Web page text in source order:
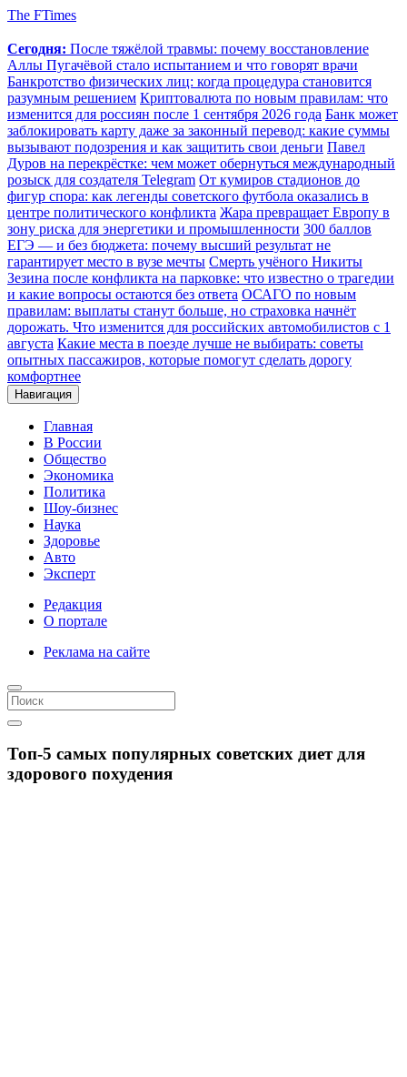
The FTimes
Сегодня: После тяжёлой травмы: почему восстановление
Аллы Пугачёвой стало испытанием и что говорят врачи
Банкротство физических лиц: когда процедура становится
разумным решением Криптовалюта по новым правилам: что
изменится для россиян после 1 сентября 2026 года Банк может
заблокировать карту даже за законный перевод: какие суммы
вызывают подозрения и как защитить свои деньги Павел
Дуров на перекрёстке: чем может обернуться международный
розыск для создателя Telegram От кумиров стадионов до
фигур спора: как легенды советского футбола оказались в
центре политического конфликта Жара превращает Европу в
зону риска для энергетики и промышленности 300 баллов
ЕГЭ — и без бюджета: почему высший результат не
гарантирует место в вузе мечты Смерть учёного Никиты
Зезина после конфликта на парковке: что известно о трагедии
и какие вопросы остаются без ответа ОСАГО по новым
правилам: выплаты станут больше, но страховка начнёт
дорожать. Что изменится для российских автомобилистов с 1
августа Какие места в поезде лучше не выбирать: советы
опытных пассажиров, которые помогут сделать дорогу
комфортнее
Навигация
Главная
В России
Общество
Экономика
Политика
Шоу-бизнес
Наука
Здоровье
Авто
Эксперт
Редакция
О портале
Реклама на сайте
Топ-5 самых популярных советских диет для
здорового похудения